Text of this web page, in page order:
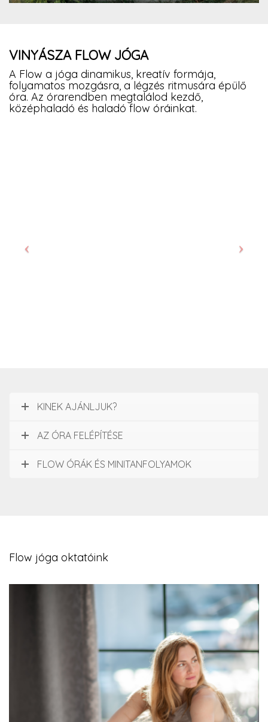
VINYÁSZA FLOW JÓGA
A Flow a jóga dinamikus, kreatív formája,
folyamatos mozgásra, a légzés ritmusára épülő
óra. Az órarendben megtalálod kezdő,
középhaladó és haladó flow óráinkat.
KINEK AJÁNLJUK?
AZ ÓRA FELÉPÍTÉSE
FLOW ÓRÁK ÉS MINITANFOLYAMOK
Flow jóga oktatóink